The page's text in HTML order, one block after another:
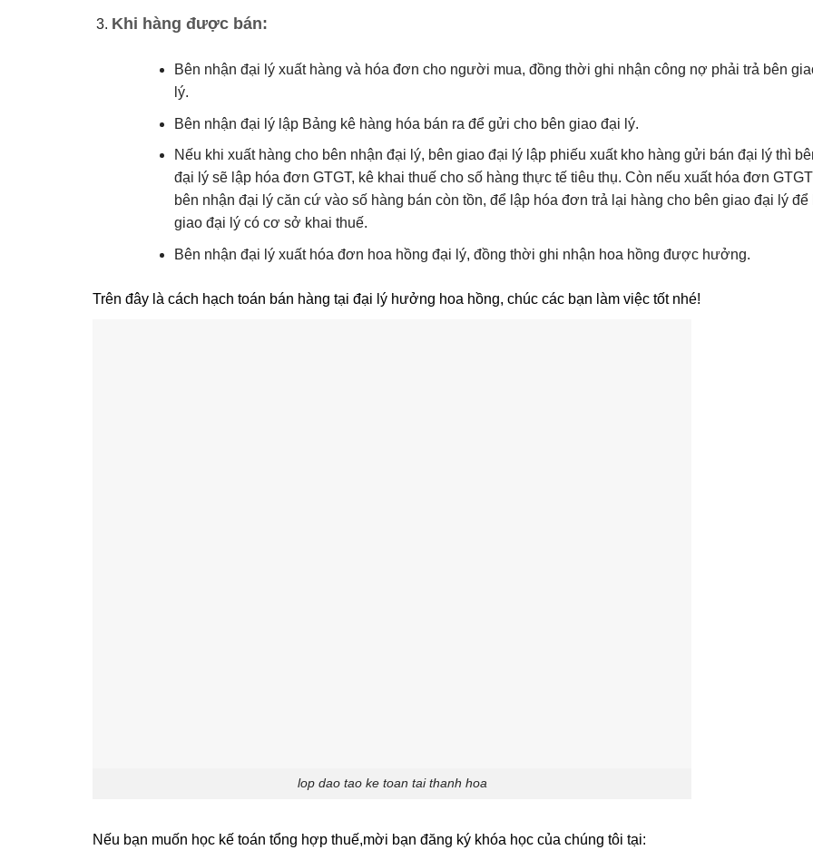
Khi hàng được bán:
Bên nhận đại lý xuất hàng và hóa đơn cho người mua, đồng thời ghi nhận công nợ phải trả bên
lý.
Bên nhận đại lý lập Bảng kê hàng hóa bán ra để gửi cho bên giao đại lý.
Nếu khi xuất hàng cho bên nhận đại lý, bên giao đại lý lập phiếu xuất kho hàng gửi bán đại lý thì
đại lý sẽ lập hóa đơn GTGT, kê khai thuế cho số hàng thực tế tiêu thụ. Còn nếu xuất hóa đơn
bên nhận đại lý căn cứ vào số hàng bán còn tồn, để lập hóa đơn trả lại hàng cho bên giao đại lý để
giao đại lý có cơ sở khai thuế.
Bên nhận đại lý xuất hóa đơn hoa hồng đại lý, đồng thời ghi nhận hoa hồng được hưởng.
Trên đây là cách hạch toán bán hàng tại đại lý hưởng hoa hồng, chúc các bạn làm việc tốt nhé!
lop dao tao ke toan tai thanh hoa
Nếu bạn muốn học kế toán tổng hợp thuế,mời bạn đăng ký khóa học của chúng tôi tại: